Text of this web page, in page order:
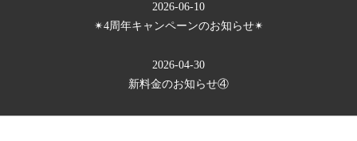
2026-06-10
✴︎4周年キャンペーンのお知らせ✴︎
2026-04-30
新料金のお知らせ④